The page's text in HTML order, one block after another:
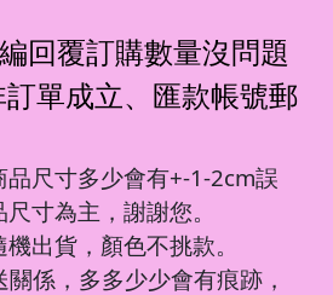
回覆訂購數量沒問題
單成立、匯款帳號郵
品尺寸多少會有+-1-2cm誤
寸為主，謝謝您。
出貨，顏色不挑款。
係，多多少少會有痕跡，